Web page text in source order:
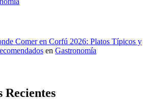
Comer en Corfú 2026: Platos Típicos y
en Gastronomía
Recientes